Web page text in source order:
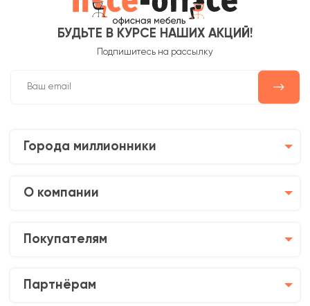
БУДЬТЕ В КУРСЕ НАШИХ АКЦИЙ!
Подпишитесь на рассылку
Города миллионники
О компании
Покупателям
Партнёрам